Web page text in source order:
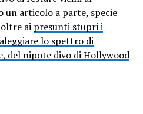
un articolo a parte, specie
ai presunti stupri i
lo spettro di
del nipote divo di Hollywood